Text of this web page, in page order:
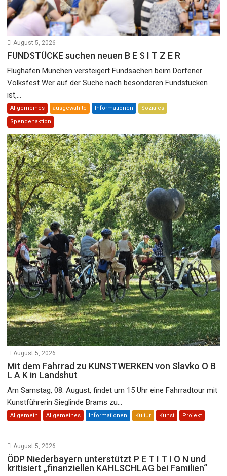
August 5, 2026
FUNDSTÜCKE suchen neuen B E S I T Z E R
Flughafen München versteigert Fundsachen beim Dorfener
Volksfest Wer auf der Suche nach besonderen Fundstücken
ist,...
Allgemeines ausgewählte Informationen Soziales
Spendenaktion
August 5, 2026
Mit dem Fahrrad zu KUNSTWERKEN von Slavko O B
L A K in Landshut
Am Samstag, 08. August, findet um 15 Uhr eine Fahrradtour mit
Kunstführerin Sieglinde Brams zu...
Allgemein Allgemeines Informationen Kultur Kunst Projekt
August 5, 2026
ÖDP Niederbayern unterstützt P E T I T I O N und
kritisiert „finanziellen KAHLSCHLAG bei Familien“